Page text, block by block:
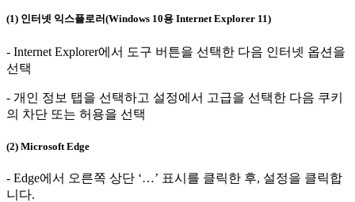
(1) 인터넷 익스플로러(Windows 10용 Internet Explorer 11)
- Internet Explorer에서 도구 버튼을 선택한 다음 인터넷 옵션을
선택
- 개인 정보 탭을 선택하고 설정에서 고급을 선택한 다음 쿠키
의 차단 또는 허용을 선택
(2) Microsoft Edge
- Edge에서 오른쪽 상단 ‘…’ 표시를 클릭한 후, 설정을 클릭합
니다.